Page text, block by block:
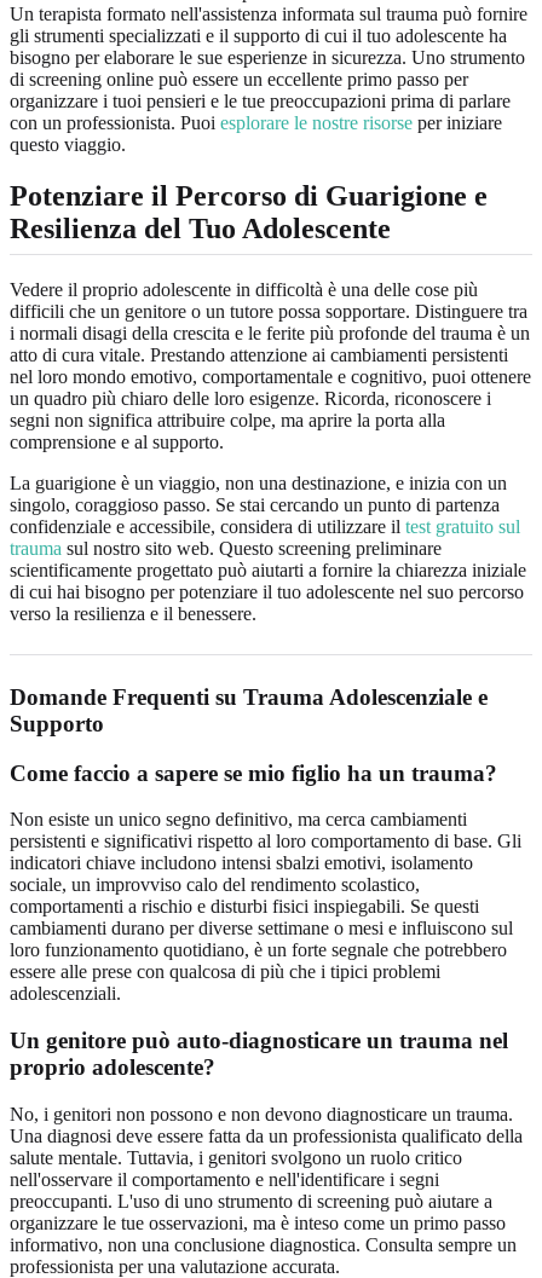
Un terapista formato nell'assistenza informata sul trauma può fornire
gli strumenti specializzati e il supporto di cui il tuo adolescente ha
bisogno per elaborare le sue esperienze in sicurezza. Uno strumento
di screening online può essere un eccellente primo passo per
organizzare i tuoi pensieri e le tue preoccupazioni prima di parlare
con un professionista. Puoi esplorare le nostre risorse per iniziare
questo viaggio.
Potenziare il Percorso di Guarigione e
Resilienza del Tuo Adolescente
Vedere il proprio adolescente in difficoltà è una delle cose più
difficili che un genitore o un tutore possa sopportare. Distinguere tra
i normali disagi della crescita e le ferite più profonde del trauma è un
atto di cura vitale. Prestando attenzione ai cambiamenti persistenti
nel loro mondo emotivo, comportamentale e cognitivo, puoi ottenere
un quadro più chiaro delle loro esigenze. Ricorda, riconoscere i
segni non significa attribuire colpe, ma aprire la porta alla
comprensione e al supporto.
La guarigione è un viaggio, non una destinazione, e inizia con un
singolo, coraggioso passo. Se stai cercando un punto di partenza
confidenziale e accessibile, considera di utilizzare il test gratuito sul
trauma sul nostro sito web. Questo screening preliminare
scientificamente progettato può aiutarti a fornire la chiarezza iniziale
di cui hai bisogno per potenziare il tuo adolescente nel suo percorso
verso la resilienza e il benessere.
Domande Frequenti su Trauma Adolescenziale e
Supporto
Come faccio a sapere se mio figlio ha un trauma?
Non esiste un unico segno definitivo, ma cerca cambiamenti
persistenti e significativi rispetto al loro comportamento di base. Gli
indicatori chiave includono intensi sbalzi emotivi, isolamento
sociale, un improvviso calo del rendimento scolastico,
comportamenti a rischio e disturbi fisici inspiegabili. Se questi
cambiamenti durano per diverse settimane o mesi e influiscono sul
loro funzionamento quotidiano, è un forte segnale che potrebbero
essere alle prese con qualcosa di più che i tipici problemi
adolescenziali.
Un genitore può auto-diagnosticare un trauma nel
proprio adolescente?
No, i genitori non possono e non devono diagnosticare un trauma.
Una diagnosi deve essere fatta da un professionista qualificato della
salute mentale. Tuttavia, i genitori svolgono un ruolo critico
nell'osservare il comportamento e nell'identificare i segni
preoccupanti. L'uso di uno strumento di screening può aiutare a
organizzare le tue osservazioni, ma è inteso come un primo passo
informativo, non una conclusione diagnostica. Consulta sempre un
professionista per una valutazione accurata.